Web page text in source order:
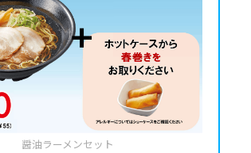
醤油ラーメンセット